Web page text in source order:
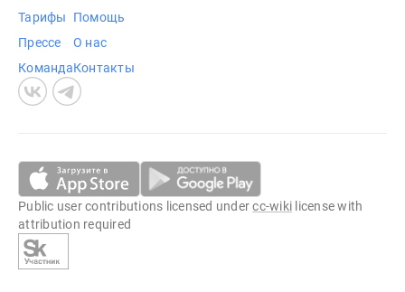
Тарифы
Прессе
Команда
Помощь
О нас
Контакты
Public user contributions licensed undercc-wiki license with
attribution required